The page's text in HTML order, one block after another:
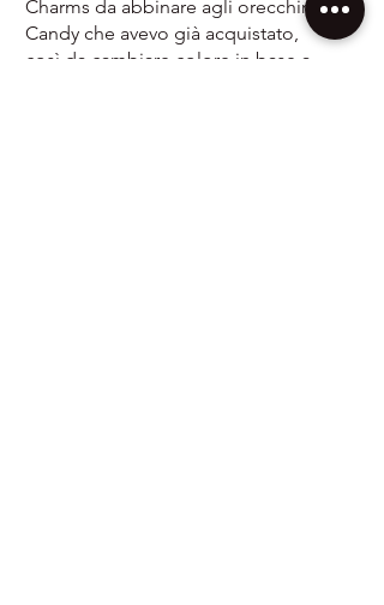
Charms da abbinare agli orecchini
Candy che avevo già acquistato,
così da cambiare colore in base a